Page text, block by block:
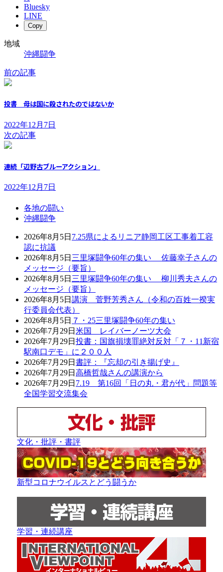
Bluesky
LINE
Copy
地域
沖縄闘争
前の記事
投書 母は国に殺されたのではないか
2022年12月7日
次の記事
連続「辺野古ブルーアクション」
2022年12月7日
各地の闘い
沖縄闘争
2026年8月5日 7.25県によるリニア静岡工区工事着工容
認に抗議
2026年8月5日 三里塚闘争60年の集い 佐藤幸子さんの
メッセージ（要旨）
2026年8月5日 三里塚闘争60年の集い 柳川秀夫さんの
メッセージ（要旨）
2026年8月5日 講演 菅野芳秀さん（令和の百姓一揆実
行委員会代表）
2026年8月5日 ７・25三里塚闘争60年の集い
2026年7月29日 米国 レイバーノーツ大会
2026年7月29日 投書：国旗損壊罪絶対反対「７・11新宿
駅南口デモ」に２００人
2026年7月29日 書評：『忘却の引き揚げ史』
2026年7月29日 高橋哲哉さんの講演から
2026年7月29日 7.19 第16回「日の丸・君が代」問題等
全国学習交流集会
文化・批評・書評
新型コロナウイルスとどう闘うか
学習・連続講座